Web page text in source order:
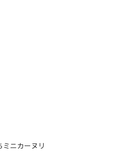
ニカーヌリ